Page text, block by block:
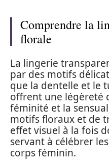
Comprendre la
florale
La lingerie
par des motifs
que la dentelle et le
offrent une légèreté
féminité et la
motifs floraux et de
effet visuel à la fois
servant à célébrer
corps féminin.